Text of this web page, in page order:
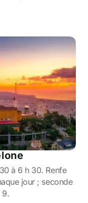
à 6 h 30. Renfe
jour ; seconde
9.